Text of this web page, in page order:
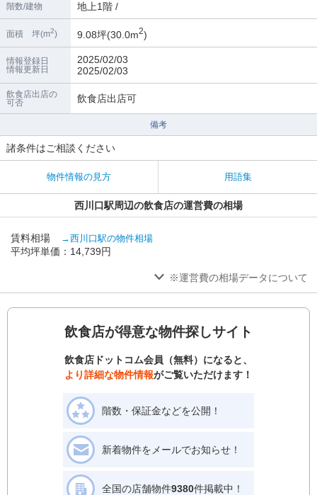
階数/建物 地上1階 /
面積 坪(m2) 9.08坪(30.0m2)
情報登録日
情報更新日
2025/02/03
2025/02/03
飲食店出店の
可否
飲食店出店可
備考
諸条件はご相談ください
物件情報の見方 用語集
西川口駅周辺の飲食店の運営費の相場
賃料相場 →西川口駅の物件相場
平均坪単価：14,739円
※運営費の相場データについて
飲食店が得意な物件探しサイト
飲食店ドットコム会員（無料）になると、
より詳細な物件情報がご覧いただけます！
階数・保証金などを公開！
新着物件をメールでお知らせ！
全国の店舗物件9380件掲載中！